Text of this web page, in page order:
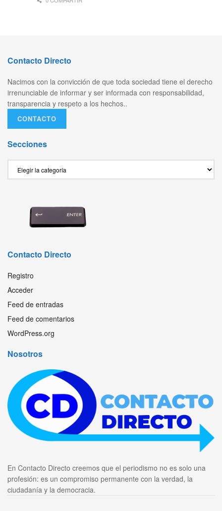
Contacto Directo
Nacimos con la convicción de que toda sociedad tiene el derecho
irrenunciable de informar y ser informada con responsabilidad,
transparencia y respeto a los hechos..
CONTACTO
Secciones
Contacto Directo
Registro
Acceder
Feed de entradas
Feed de comentarios
WordPress.org
Nosotros
En Contacto Directo creemos que el periodismo no es solo una
profesión: es un compromiso permanente con la verdad, la
ciudadanía y la democracia.